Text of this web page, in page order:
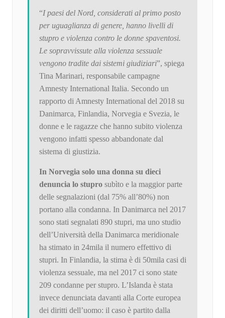
“I paesi del Nord, considerati al primo posto
per uguaglianza di genere, hanno livelli di
stupro e violenza contro le donne spaventosi.
Le sopravvissute alla violenza sessuale
vengono tradite dai sistemi giudiziari”, spiega
Tina Marinari, responsabile campagne
Amnesty International Italia. Secondo un
rapporto di Amnesty International del 2018 su
Danimarca, Finlandia, Norvegia e Svezia, le
donne e le ragazze che hanno subito violenza
vengono infatti spesso abbandonate dal
sistema di giustizia.
In Norvegia solo una donna su dieci
denuncia lo stupro subìto e la maggior parte
delle segnalazioni (dal 75% all’80%) non
portano alla condanna. In Danimarca nel 2017
sono stati segnalati 890 stupri, ma uno studio
dell’Università della Danimarca meridionale
ha stimato in 24mila il numero effettivo di
stupri. In Finlandia, la stima è di 50mila casi di
violenza sessuale, ma nel 2017 ci sono state
209 condanne per stupro. L’Islanda è stata
invece denunciata davanti alla Corte europea
dei diritti dell’uomo: il caso è partito dalla